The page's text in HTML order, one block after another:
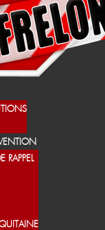
RAPPEL